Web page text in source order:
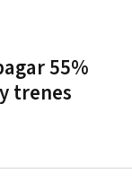
55%
trenes